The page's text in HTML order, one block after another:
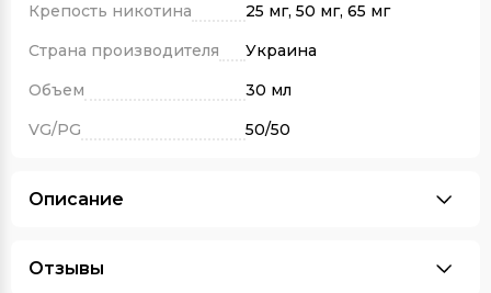
Крепость никотина
25 мг, 50 мг, 65 мг
Страна производителя
Украина
Объем
30 мл
VG/PG
50/50
Описание
Отзывы